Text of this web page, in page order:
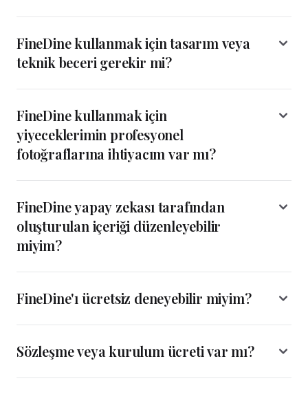
FineDine kullanmak için tasarım veya
teknik beceri gerekir mi?
FineDine kullanmak için
yiyeceklerimin profesyonel
fotoğraflarına ihtiyacım var mı?
FineDine yapay zekası tarafından
oluşturulan içeriği düzenleyebilir
miyim?
FineDine'ı ücretsiz deneyebilir miyim?
Sözleşme veya kurulum ücreti var mı?